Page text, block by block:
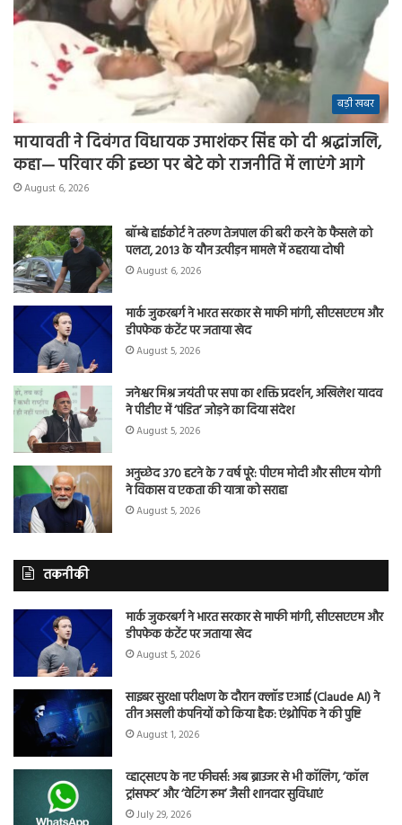
बड़ी खबर
मायावती ने दिवंगत विधायक उमाशंकर सिंह को दी श्रद्धांजलि,
कहा— परिवार की इच्छा पर बेटे को राजनीति में लाएंगे आगे
August 6, 2026
बॉम्बे हाईकोर्ट ने तरुण तेजपाल की बरी करने के फैसले को
पलटा, 2013 के यौन उत्पीड़न मामले में ठहराया दोषी
August 6, 2026
मार्क जुकरबर्ग ने भारत सरकार से माफी मांगी, सीएसएएम और
डीपफेक कंटेंट पर जताया खेद
August 5, 2026
जनेश्वर मिश्र जयंती पर सपा का शक्ति प्रदर्शन, अखिलेश यादव
ने पीडीए में ‘पंडित’ जोड़ने का दिया संदेश
August 5, 2026
अनुच्छेद 370 हटने के 7 वर्ष पूरे: पीएम मोदी और सीएम योगी
ने विकास व एकता की यात्रा को सराहा
August 5, 2026
तकनीकी
मार्क जुकरबर्ग ने भारत सरकार से माफी मांगी, सीएसएएम और
डीपफेक कंटेंट पर जताया खेद
August 5, 2026
साइबर सुरक्षा परीक्षण के दौरान क्लॉड एआई (Claude AI) ने
तीन असली कंपनियों को किया हैक: एंथ्रोपिक ने की पुष्टि
August 1, 2026
व्हाट्सएप के नए फीचर्स: अब ब्राउजर से भी कॉलिंग, ‘कॉल
ट्रांसफर’ और ‘वेटिंग रूम’ जैसी शानदार सुविधाएं
July 29, 2026